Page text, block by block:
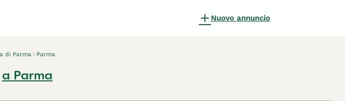
Nuovo annuncio
di Parma Parma
a Parma